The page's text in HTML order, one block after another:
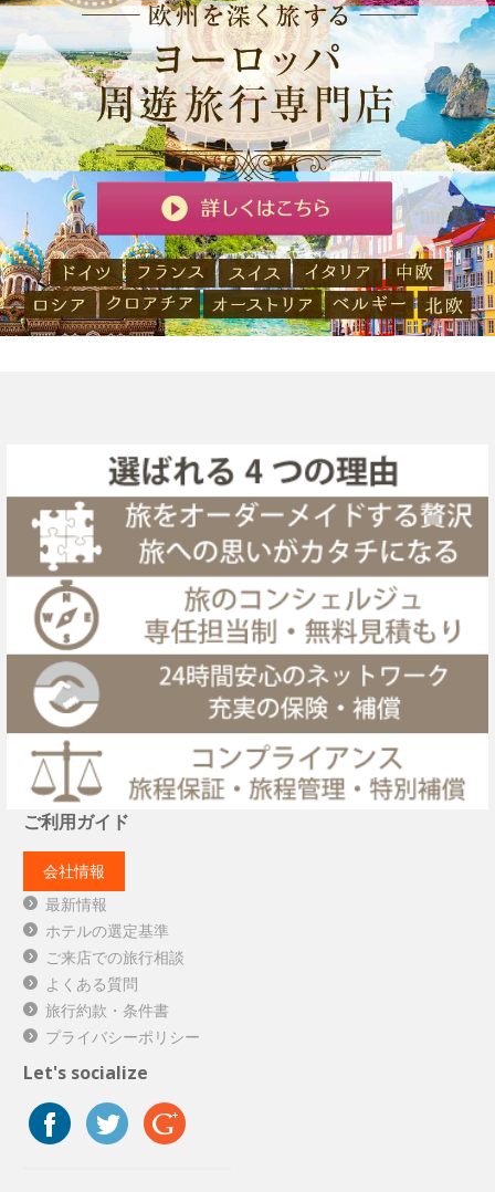
ご利用ガイド
会社情報
最新情報
ホテルの選定基準
ご来店での旅行相談
よくある質問
旅行約款・条件書
プライバシーポリシー
Let's socialize